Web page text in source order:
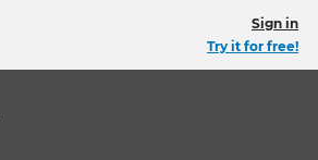
Sign in
Try it for free!